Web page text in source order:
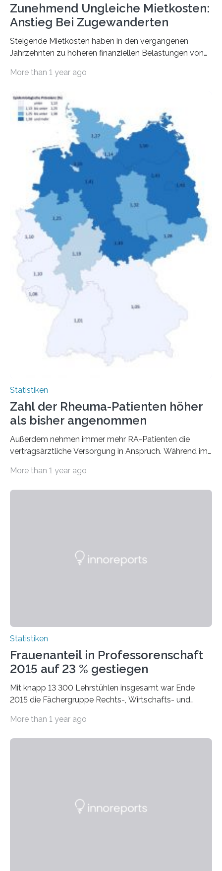
Zunehmend Ungleiche Mietkosten:
Anstieg Bei Zugewanderten
Steigende Mietkosten haben in den vergangenen
Jahrzehnten zu höheren finanziellen Belastungen von
Bundesinstitut für Bevölkerungsforschung (BiB)
gesamten Einkommen zwischen 1990 und 2020 für
unterschiedliche Einkommensgruppen sowie für in
Deutschland geborene Menschen und Zugewanderte
verändert hat. Das Ergebnis: Während Personen mit
hohen Einkommen (oberstes Quintil der Verteilung der
Nettoäquivalenzeinkommen) nur einen moderaten
Anstieg des Mietanteils am Gesamteinkommen
hinnehmen mussten, nahm die Belastung bei
Menschen mit…
More than 1 year ago
Statistiken
Zahl der Rheuma-Patienten höher
als bisher angenommen
Außerdem nehmen immer mehr RA-Patienten die
vertragsärztliche Versorgung in Anspruch. Während im
More than 1 year ago
Statistiken
Frauenanteil in Professorenschaft
2015 auf 23 % gestiegen
Mit knapp 13 300 Lehrstühlen insgesamt war Ende
2015 die Fächergruppe Rechts-, Wirtschafts- und
bei…
More than 1 year ago